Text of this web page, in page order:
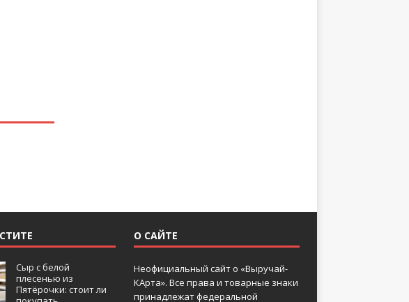
Сыр с белой
плесенью из
Пятёрочки: стоит ли
О САЙТЕ
Неофициальный сайт о «Выручай-
КАрта». Все права и товарные знаки
принадлежат федеральной